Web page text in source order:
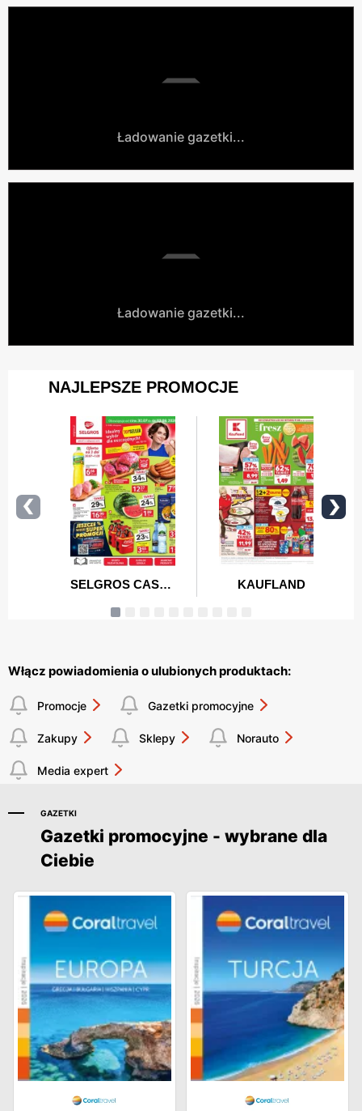
Ładowanie gazetki...
Ładowanie gazetki...
Włącz powiadomienia o ulubionych produktach:
Promocje Gazetki promocyjne
Zakupy Sklepy Norauto
Media expert
GAZETKI
Gazetki promocyjne - wybrane dla
Ciebie